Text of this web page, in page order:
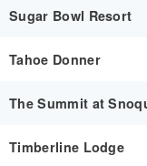
Sugar Bowl Resort
Tahoe Donner
The Summit at
Timberline Lodge